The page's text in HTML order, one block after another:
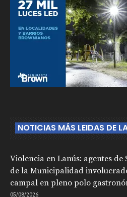
NOTICIAS MÁS LEIDAS DE
Violencia en Lanús: agentes
de la Municipalidad
campal en pleno polo
05/08/2026